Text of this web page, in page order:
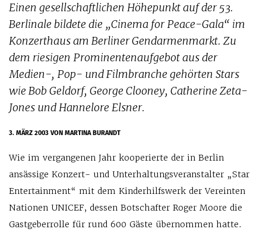
Einen gesellschaftlichen Höhepunkt auf der 53.
Berlinale bildete die „Cinema for Peace-Gala“ im
Konzerthaus am Berliner Gendarmenmarkt. Zu
dem riesigen Prominentenaufgebot aus der
Medien-, Pop- und Filmbranche gehörten Stars
wie Bob Geldorf, George Clooney, Catherine Zeta-
Jones und Hannelore Elsner.
3. MÄRZ 2003VON MARTINA BURANDT
Wie im vergangenen Jahr kooperierte der in Berlin
ansässige Konzert- und Unterhaltungsveranstalter „Star
Entertainment“ mit dem Kinderhilfswerk der Vereinten
Nationen UNICEF, dessen Botschafter Roger Moore die
Gastgeberrolle für rund 600 Gäste übernommen hatte.